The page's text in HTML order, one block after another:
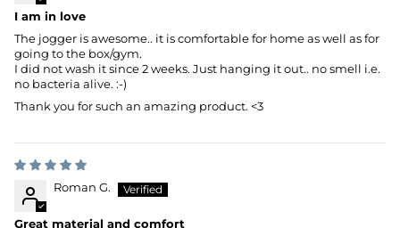
I am in love
The jogger is awesome.. it is comfortable for home as well as for
going to the box/gym.
I did not wash it since 2 weeks. Just hanging it out.. no smell i.e.
no bacteria alive. :-)
Thank you for such an amazing product. <3
Roman G.
Great material and comfort